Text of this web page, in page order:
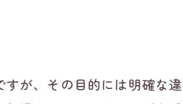
が、その目的には明確な